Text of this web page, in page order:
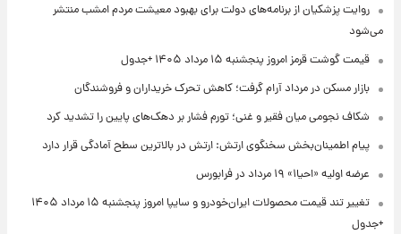
روایت پزشکیان از برنامه‌های دولت برای بهبود معیشت مردم امشب منتشر
می‌شود
قیمت گوشت قرمز امروز پنجشنبه ۱۵ مرداد ۱۴۰۵ +جدول
بازار مسکن در مرداد آرام گرفت؛ کاهش تحرک خریداران و فروشندگان
شکاف نجومی میان فقیر و غنی؛ تورم فشار بر دهک‌های پایین را تشدید کرد
پیام اطمینان‌بخش سخنگوی ارتش: ارتش در بالاترین سطح آمادگی قرار دارد
عرضه اولیه «احیا۱» ۱۹ مرداد در فرابورس
تغییر تند قیمت محصولات ایران‌خودرو و سایپا امروز پنجشنبه ۱۵ مرداد ۱۴۰۵
+جدول